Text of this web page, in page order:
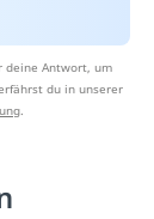
deine Antwort, um
du in unserer
.